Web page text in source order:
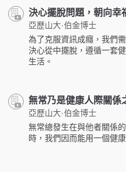
決心擺脫問題，朝向幸
亞歷山大·伯金博士
為了克服資訊成癮，我們
決心從中擺脫，遵循一套
生活。
無常乃是健康人際關係
亞歷山大·伯金博士
無常總發生在與他者關係
時，我們因而能用一個健